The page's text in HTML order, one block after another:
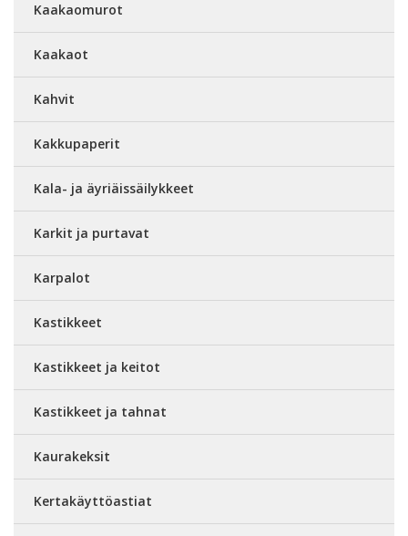
Kaakaomurot
Kaakaot
Kahvit
Kakkupaperit
Kala- ja äyriäissäilykkeet
Karkit ja purtavat
Karpalot
Kastikkeet
Kastikkeet ja keitot
Kastikkeet ja tahnat
Kaurakeksit
Kertakäyttöastiat